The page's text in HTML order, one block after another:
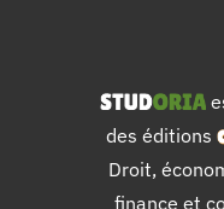
des éditions
Droit,
finance et